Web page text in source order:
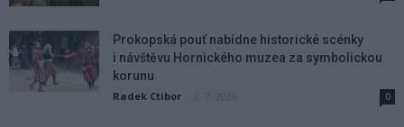
Prokopská pouť nabídne historické scénky
i návštěvu Hornického muzea za symbolickou
korunu
Radek Ctibor 0